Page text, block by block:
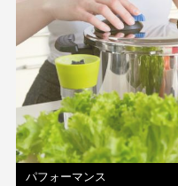
パフォーマンス